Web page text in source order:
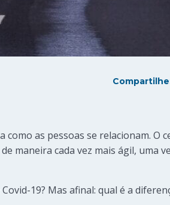
as pessoas se relacionam. O
maneira cada vez mais ágil, uma
19? Mas afinal: qual é a